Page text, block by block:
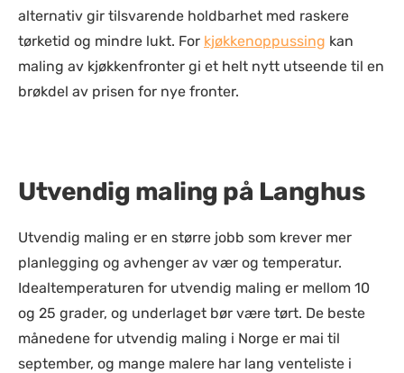
alternativ gir tilsvarende holdbarhet med raskere
tørketid og mindre lukt. For kjøkkenoppussing kan
maling av kjøkkenfronter gi et helt nytt utseende til en
brøkdel av prisen for nye fronter.
Utvendig maling på Langhus
Utvendig maling er en større jobb som krever mer
planlegging og avhenger av vær og temperatur.
Idealtemperaturen for utvendig maling er mellom 10
og 25 grader, og underlaget bør være tørt. De beste
månedene for utvendig maling i Norge er mai til
september, og mange malere har lang venteliste i